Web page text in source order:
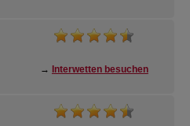
→ Interwetten besuchen